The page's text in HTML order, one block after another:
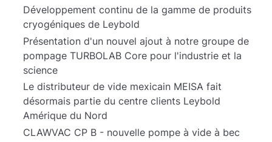
Développement continu de la gamme de produits
cryogéniques de Leybold
Présentation d'un nouvel ajout à notre groupe de
pompage TURBOLAB Core pour l'industrie et la
science
Le distributeur de vide mexicain MEISA fait
désormais partie du centre clients Leybold
Amérique du Nord
CLAWVAC CP B - nouvelle pompe à vide à bec